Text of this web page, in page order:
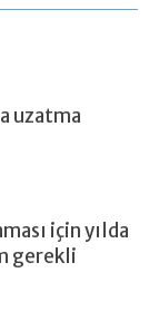
uzatma
için yılda
gerekli